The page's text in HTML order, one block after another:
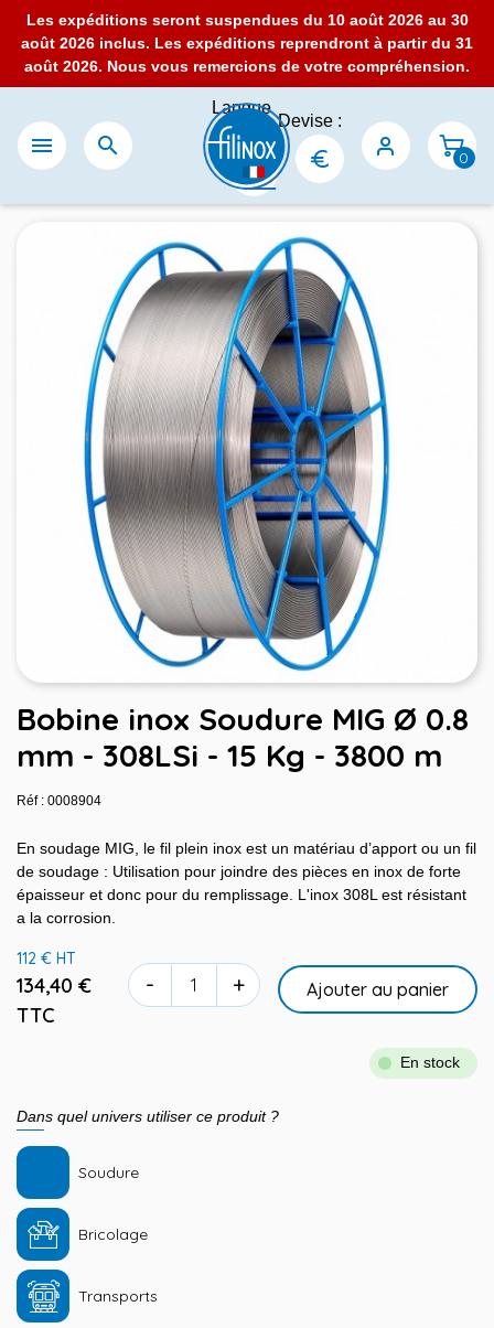
Les expéditions seront suspendues du 10 août 2026 au 30
août 2026 inclus. Les expéditions reprendront à partir du 31
août 2026. Nous vous remercions de votre compréhension.
 
Langue
:
Devise :
0
Bobine inox Soudure MIG Ø 0.8
mm - 308LSi - 15 Kg - 3800 m
Réf : 0008904
En soudage MIG, le fil plein inox est un matériau d’apport ou un fil
de soudage : Utilisation pour joindre des pièces en inox de forte
épaisseur et donc pour du remplissage. L'inox 308L est résistant
a la corrosion.
112 € HT
134,40 €
TTC
- + Ajouter au panier
En stock
Dans quel univers utiliser ce produit ?
Soudure
Bricolage
Transports